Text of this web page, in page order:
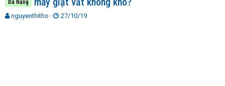
Đà Nẵng
T
nguyenthitho
N
27/10/19